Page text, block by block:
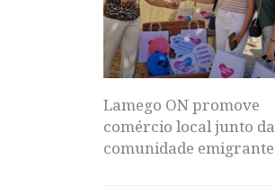
Lamego ON promove
comércio local junto da
comunidade emigrante